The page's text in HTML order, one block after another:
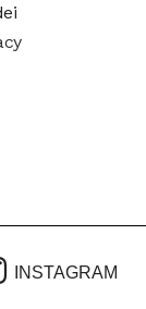
INSTAGRAM